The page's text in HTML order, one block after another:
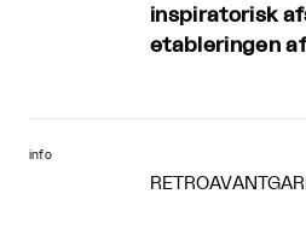
inspiratorisk
etableringen
info